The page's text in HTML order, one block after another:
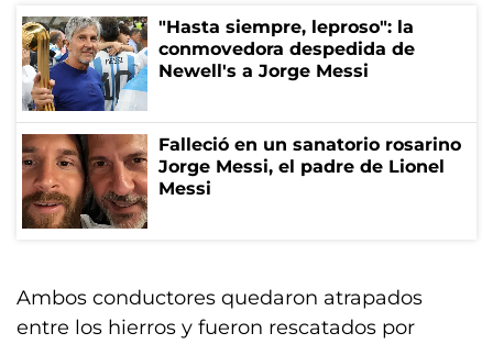
"Hasta siempre, leproso": la
conmovedora despedida de
Newell's a Jorge Messi
Falleció en un sanatorio rosarino
Jorge Messi, el padre de Lionel
Messi
Ambos conductores quedaron atrapados
entre los hierros y fueron rescatados por